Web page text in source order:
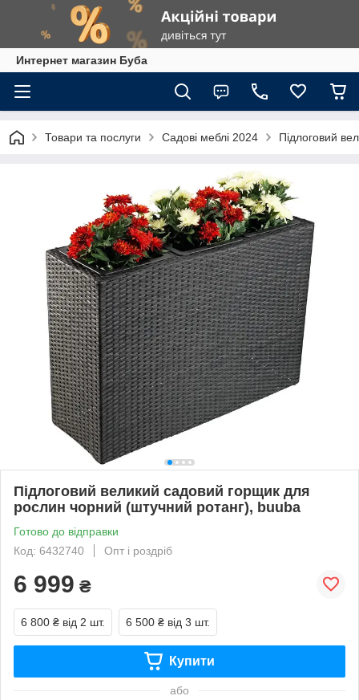
Интернет магазин Буба
Товари та послуги Садові меблі 2024 Підлоговий
Підлоговий великий садовий горщик для
рослин чорний (штучний ротанг), buuba
Готово до відправки
Код: 6432740
Опт і роздріб
6 999 ₴
6 800 ₴ від 2 шт. 6 500 ₴ від 3 шт.
Купити
або